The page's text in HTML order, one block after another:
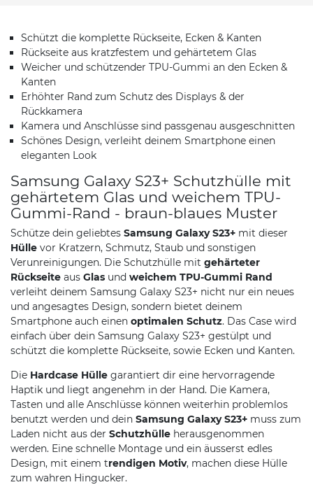
Schützt die komplette Rückseite, Ecken & Kanten
Rückseite aus kratzfestem und gehärtetem Glas
Weicher und schützender TPU-Gummi an den Ecken &
Kanten
Erhöhter Rand zum Schutz des Displays & der
Rückkamera
Kamera und Anschlüsse sind passgenau ausgeschnitten
Schönes Design, verleiht deinem Smartphone einen
eleganten Look
Samsung Galaxy S23+ Schutzhülle mit
gehärtetem Glas und weichem TPU-
Gummi-Rand - braun-blaues Muster
Schütze dein geliebtes Samsung Galaxy S23+ mit dieser
Hülle vor Kratzern, Schmutz, Staub und sonstigen
Verunreinigungen. Die Schutzhülle mit gehärteter
Rückseite aus Glas und weichem TPU-Gummi Rand
verleiht deinem Samsung Galaxy S23+ nicht nur ein neues
und angesagtes Design, sondern bietet deinem
Smartphone auch einen optimalen Schutz. Das Case wird
einfach über dein Samsung Galaxy S23+ gestülpt und
schützt die komplette Rückseite, sowie Ecken und Kanten.
Die Hardcase Hülle garantiert dir eine hervorragende
Haptik und liegt angenehm in der Hand. Die Kamera,
Tasten und alle Anschlüsse können weiterhin problemlos
benutzt werden und dein Samsung Galaxy S23+ muss zum
Laden nicht aus der Schutzhülle herausgenommen
werden. Eine schnelle Montage und ein äusserst edles
Design, mit einem trendigen Motiv, machen diese Hülle
zum wahren Hingucker.